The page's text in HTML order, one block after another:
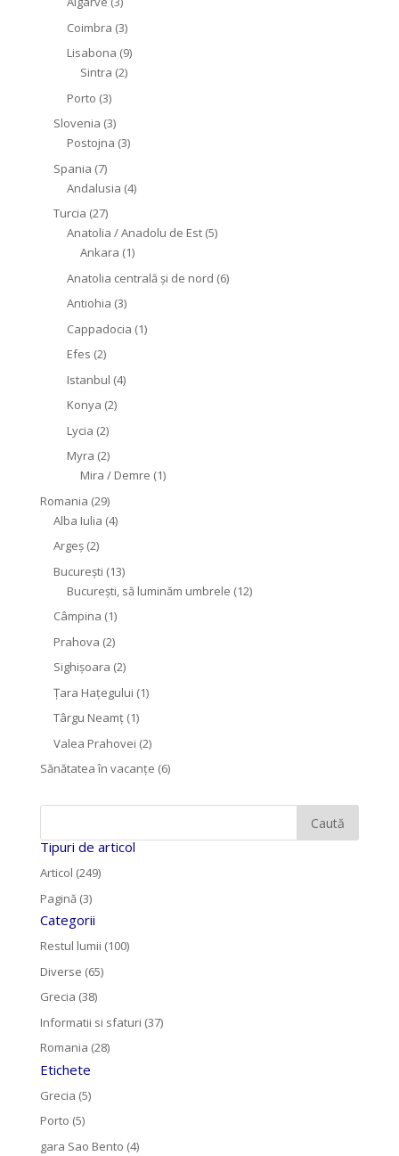
Coimbra (3)
Lisabona (9)
Sintra (2)
Porto (3)
Slovenia (3)
Postojna (3)
Spania (7)
Andalusia (4)
Turcia (27)
Anatolia / Anadolu de Est(5)
Ankara (1)
Anatolia centrală și de nord (6)
Antiohia (3)
Cappadocia (1)
Efes (2)
Istanbul (4)
Konya (2)
Lycia (2)
Myra (2)
Mira / Demre (1)
Romania (29)
Alba Iulia (4)
Argeș(2)
București (13)
București, să luminăm umbrele (12)
Câmpina (1)
Prahova (2)
Sighişoara (2)
Țara Hațegului (1)
Târgu Neamţ(1)
Valea Prahovei (2)
Sănătatea în vacanțe (6)
Tipuri de articol
Articol (249)
Pagină (3)
Categorii
Restul lumii (100)
Diverse (65)
Grecia (38)
Informatii si sfaturi (37)
Romania (28)
Etichete
Grecia (5)
Porto (5)
gara Sao Bento (4)